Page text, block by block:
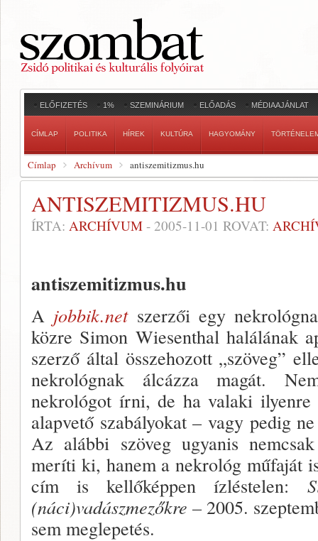
ELŐFIZETÉS 1% SZEMINÁRIUM ELŐADÁS MÉDIAAJÁNLAT
CÍMLAP POLITIKA HÍREK KULTÚRA HAGYOMÁNY
Címlap Archívum antiszemitizmus.hu
ANTISZEMITIZMUS.HU
ÍRTA: ARCHÍVUM - 2005-11-01 ROVAT:
antiszemitizmus.hu
A jobbik.netszerzői egy
közre Simon Wiesenthal halálának
szerző által összehozott „szö­veg”
nekrológnak álcázza magát.
nekrológot írni, de ha valaki
alapvető szabályokat – vagy pe­dig
Az alábbi szöveg ugyanis
meríti ki, ha­nem a nekrológ műfaját
cím is kellőképpen ízléstelen:
(náci)vadászmezőkre – 2005.
sem meglepetés.